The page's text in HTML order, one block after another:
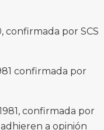
confirmada por SCS
confirmada por
confirmada por
adhieren a opinión